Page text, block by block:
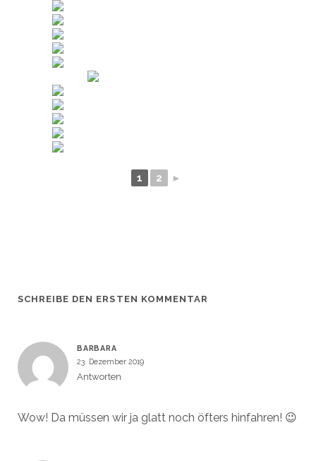
1 2 ►
SCHREIBE DEN ERSTEN KOMMENTAR
BARBARA
23. Dezember 2019
Antworten
Wow! Da müssen wir ja glatt noch öfters hinfahren! 😉